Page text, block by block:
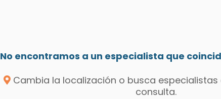
No encontramos a un especialista que
Cambia la localización o busca
consulta.